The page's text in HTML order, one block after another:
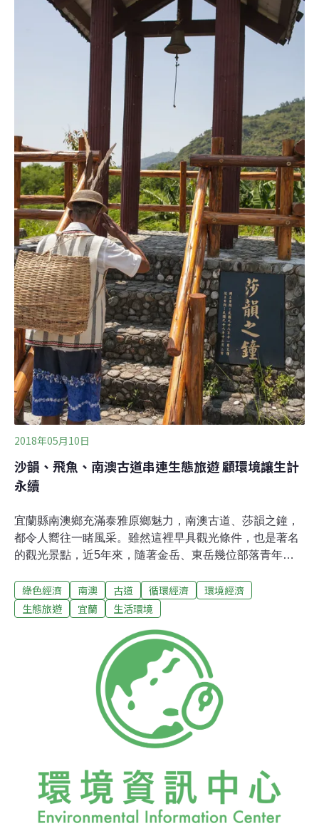
的孩子知道那是美的，一種無須教導，來自本性對自然與
田園的喜愛，早就植入腦海中，但是成為田中彎腰工作的
農夫，卻不在未來的想像藍圖裏，關於田園美夢，是很久
很久以後才有的事。人生的路上兜兜轉轉，小女孩越過了
青春來到了中年，看過一些大山與大河，也去過一些天涯
與海角，在城市中勉力地呼吸，做著陶淵明的歸去來兮
夢，想著該是找處安身也安心的地方，開始過人生下半場
的時候了。那是一個風和日麗的四月天，和朋友參加南澳
自
2018年05月10日
沙韻、飛魚、南澳古道串連生態旅遊 顧環境讓生計
永續
宜蘭縣南澳鄉充滿泰雅原鄉魅力，南澳古道、莎韻之鐘，
都令人嚮往一睹風采。雖然這裡早具觀光條件，也是著名
的觀光景點，近5年來，隨著金岳、東岳幾位部落青年返
神，成立跨部落的「Aynomi愛南澳生態旅遊發展協會」，
調整在地姿態，要以豐富的行程和旅遊做朋友，還要讓環
Aynomi在這一代南澳泰雅人代表兩人同飲一杯酒的意思，
以此為名意即把遊客當作好朋友，唯有如此才會共飲。愛
南澳協會常務理事陳芃伶（金岳社區）從台大城鄉所畢業
後，9年前回部落，開始推展部落產業，包括深度旅遊，
一開始以文化為特色，3年前再把生態旅遊的概念加進
來。「旅遊是用環境賺錢，為了能不斷提供資源，更該讓
環境永續，才能提供源源不絕的資源。」陳芃伶說，為了
幾年陸陸續續有些部落年輕人回來，幾位年
綠色經濟 南澳 古道 循環經濟
環境經濟
生態旅遊
宜蘭 生活環境